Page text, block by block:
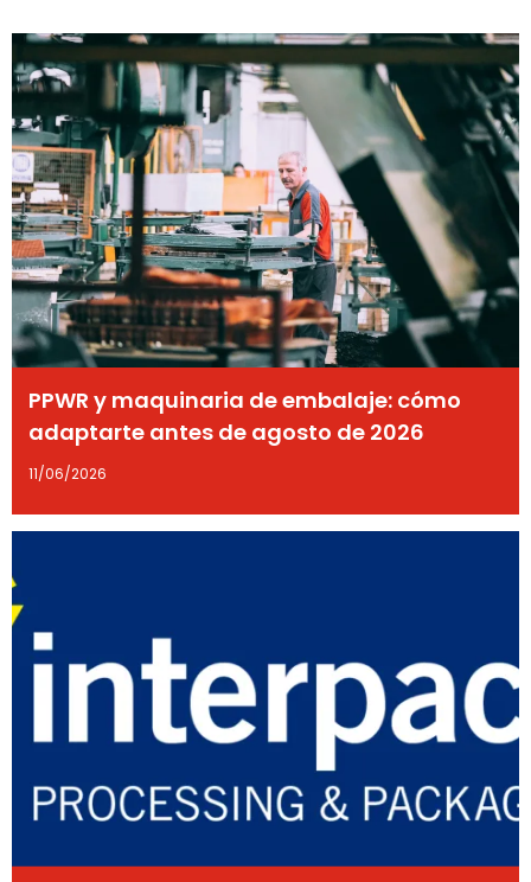
PPWR y maquinaria de embalaje: cómo
adaptarte antes de agosto de 2026
11/06/2026